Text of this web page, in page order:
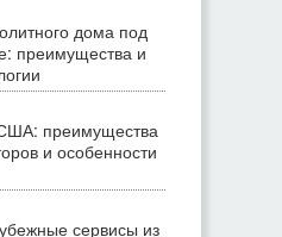
дома под
преимущества и
преимущества
и особенности
сервисы из